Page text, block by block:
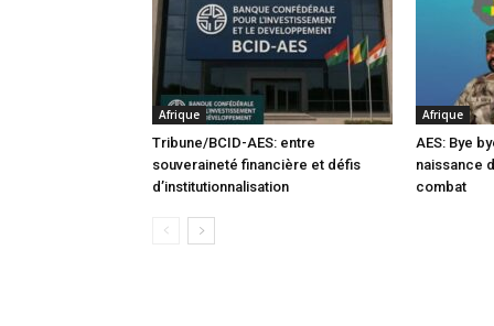
Afrique
Tribune/BCID-AES: entre
souveraineté financière et défis
d’institutionnalisation
Afrique
AES: Bye
naissance
combat